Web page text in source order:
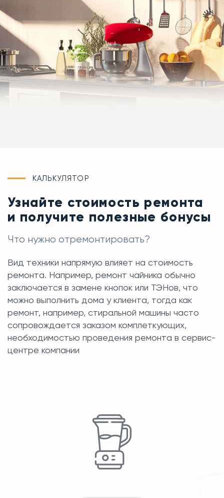
КАЛЬКУЛЯТОР
Узнайте стоимость ремонта
и получите полезные бонусы
Что нужно отремонтировать?
Вид техники напрямую влияет на стоимость
ремонта. Например, ремонт чайника обычно
заключается в замене кнопок или ТЭНов, что
можно выполнить дома у клиента, тогда как
ремонт, например, стиральной машины часто
сопровождается заказом комплеткующих,
необходимостью проведения ремонта в сервис-
центре компании